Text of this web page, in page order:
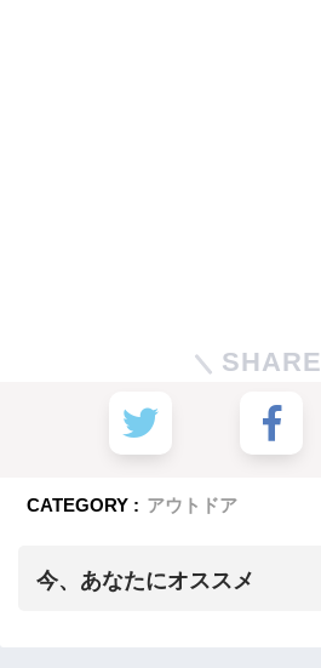
SHARE
CATEGORY : アウトドア
今、あなたにオススメ